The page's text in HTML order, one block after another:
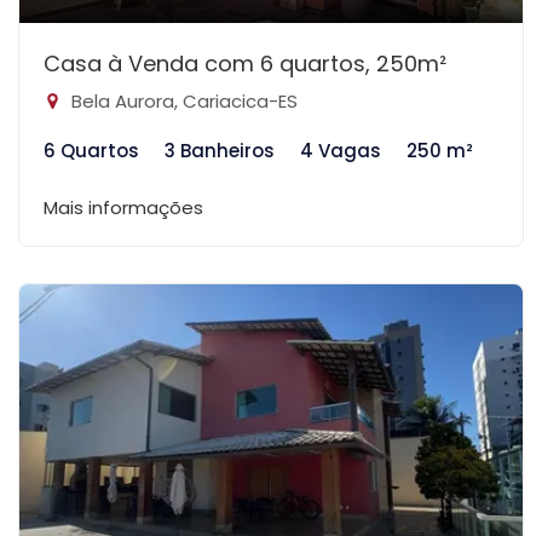
Casa à Venda com 6 quartos, 250m²
Bela Aurora, Cariacica-ES
6 Quartos
3 Banheiros 4 Vagas 250 m²
Mais informações